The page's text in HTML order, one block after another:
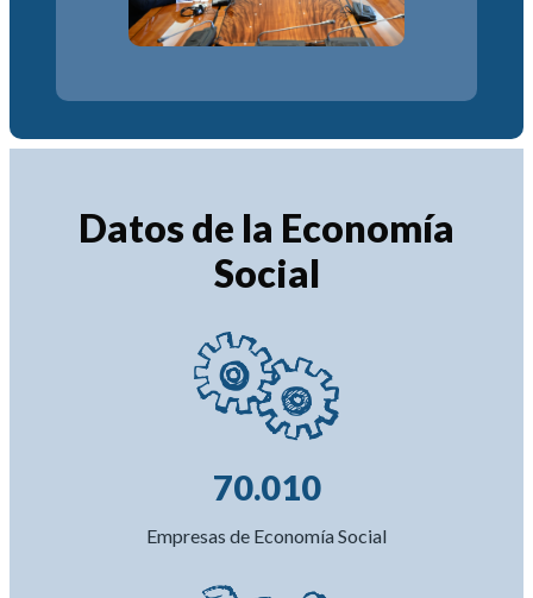
Datos de la Economía
Social
70.010
Empresas de Economía Social